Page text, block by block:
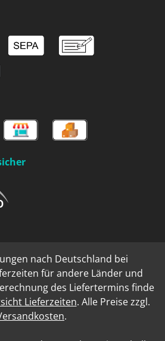
nach Deutschland bei
für andere Länder und
des Liefertermins finde
Lieferzeiten. Alle Preise zzgl.
.